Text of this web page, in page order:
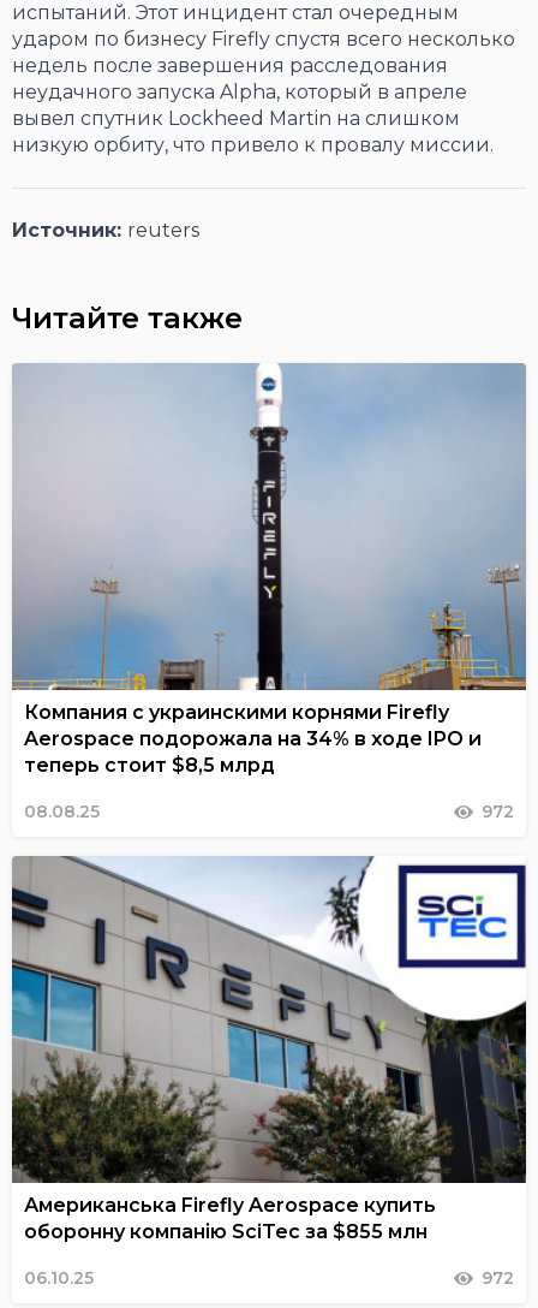
испытаний. Этот инцидент стал очередным
ударом по бизнесу Firefly спустя всего несколько
недель после завершения расследования
неудачного запуска Alpha, который в апреле
вывел спутник Lockheed Martin на слишком
низкую орбиту, что привело к провалу миссии.
Источник: reuters
Читайте также
Компания с украинскими корнями Firefly
Aerospace подорожала на 34% в ходе IPO и
теперь стоит $8,5 млрд
08.08.25 972
Американська Firefly Aerospace купить
оборонну компанію SciTec за $855 млн
06.10.25 972